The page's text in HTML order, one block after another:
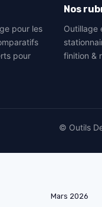
pour les
pour
Nos
Outillage
finition &
© Outils
Mars 2026